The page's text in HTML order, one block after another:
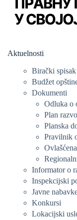
Aktuelnosti
Birački spisak
Budžet
Dokumenti
Odluka o
Plan
Planska
Pravilnik
Informator o
Inspekcijski
Javne
Konkursi
Lokacijski